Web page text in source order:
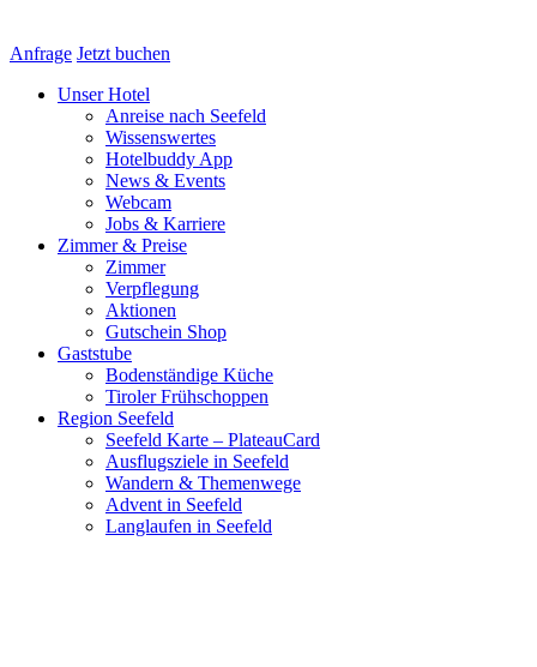
Anfrage Jetzt buchen
Unser Hotel
Anreise nach Seefeld
Wissenswertes
Hotelbuddy App
News & Events
Webcam
Jobs & Karriere
Zimmer & Preise
Zimmer
Verpflegung
Aktionen
Gutschein Shop
Gaststube
Bodenständige Küche
Tiroler Frühschoppen
Region Seefeld
Seefeld Karte – PlateauCard
Ausflugsziele in Seefeld
Wandern & Themenwege
Advent in Seefeld
Langlaufen in Seefeld